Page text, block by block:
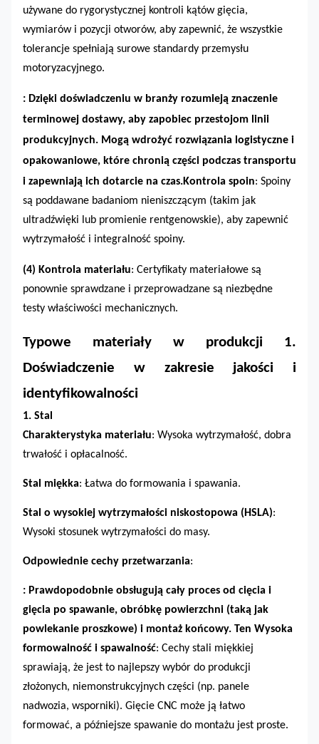
używane do rygorystycznej kontroli kątów gięcia,
wymiarów i pozycji otworów, aby zapewnić, że wszystkie
tolerancje spełniają surowe standardy przemysłu
motoryzacyjnego.
: Dzięki doświadczeniu w branży rozumieją znaczenie
terminowej dostawy, aby zapobiec przestojom linii
produkcyjnych. Mogą wdrożyć rozwiązania logistyczne i
opakowaniowe, które chronią części podczas transportu
i zapewniają ich dotarcie na czas.Kontrola spoin: Spoiny
są poddawane badaniom nieniszczącym (takim jak
ultradźwięki lub promienie rentgenowskie), aby zapewnić
wytrzymałość i integralność spoiny.
(4) Kontrola materiału: Certyfikaty materiałowe są
ponownie sprawdzane i przeprowadzane są niezbędne
testy właściwości mechanicznych.
Typowe materiały w produkcji 1.
Doświadczenie w zakresie jakości i
identyfikowalności
1. Stal
Charakterystyka materiału: Wysoka wytrzymałość, dobra
trwałość i opłacalność.
Stal miękka: Łatwa do formowania i spawania.
Stal o wysokiej wytrzymałości niskostopowa (HSLA):
Wysoki stosunek wytrzymałości do masy.
Odpowiednie cechy przetwarzania:
: Prawdopodobnie obsługują cały proces od cięcia i
gięcia po spawanie, obróbkę powierzchni (taką jak
powlekanie proszkowe) i montaż końcowy. Ten Wysoka
formowalność i spawalność: Cechy stali miękkiej
sprawiają, że jest to najlepszy wybór do produkcji
złożonych, niemonstrukcyjnych części (np. panele
nadwozia, wsporniki). Gięcie CNC może ją łatwo
formować, a późniejsze spawanie do montażu jest proste.